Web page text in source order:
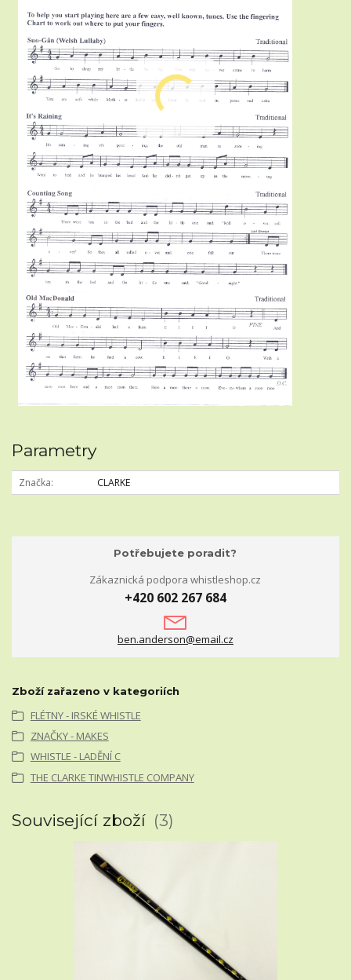
Parametry
Značka CLARKE
Potřebujete poradit?
Zákaznická podpora whistleshop.cz
+420 602 267 684
ben.anderson@email.cz
Zboží zařazeno v kategoriích
FLÉTNY - IRSKÉ WHISTLE
ZNAČKY - MAKES
WHISTLE - LADĚNÍ C
THE CLARKE TINWHISTLE COMPANY
Související zboží 3